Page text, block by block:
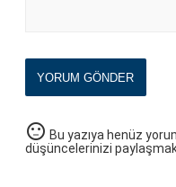
YORUM GÖNDER
sentiment_neutral Bu yazıya henüz
düşüncelerinizi